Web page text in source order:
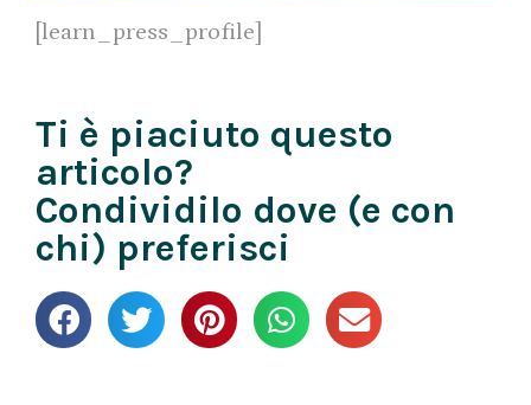
[learn_press_profile]
Ti è piaciuto questo
articolo?
Condividilo dove (e con
chi) preferisci